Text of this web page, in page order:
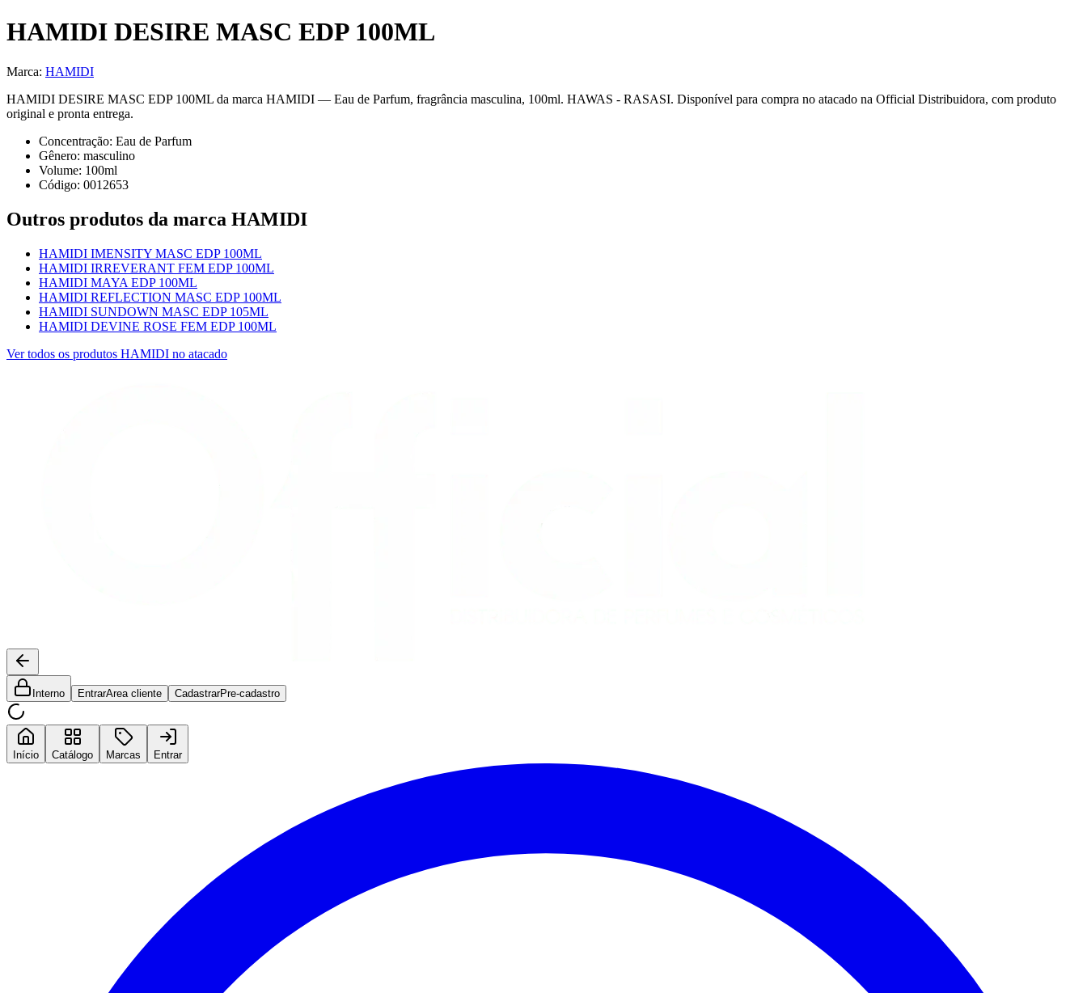
HAMIDI DESIRE MASC EDP 100ML
Marca: HAMIDI
HAMIDI DESIRE MASC EDP 100ML da marca HAMIDI — Eau de Parfum, fragrância masculina, 100ml. HAWAS - RASASI. Disponível para compra no atacado na Official Distribuidora, com produto
original e pronta entrega.
Concentração: Eau de Parfum
Gênero: masculino
Volume: 100ml
Código: 0012653
Outros produtos da marca HAMIDI
HAMIDI IMENSITY MASC EDP 100ML
HAMIDI IRREVERANT FEM EDP 100ML
HAMIDI MAYA EDP 100ML
HAMIDI REFLECTION MASC EDP 100ML
HAMIDI SUNDOWN MASC EDP 105ML
HAMIDI DEVINE ROSE FEM EDP 100ML
Ver todos os produtos HAMIDI no atacado
Interno EntrarArea cliente CadastrarPre-cadastro
Início Catálogo Marcas Entrar